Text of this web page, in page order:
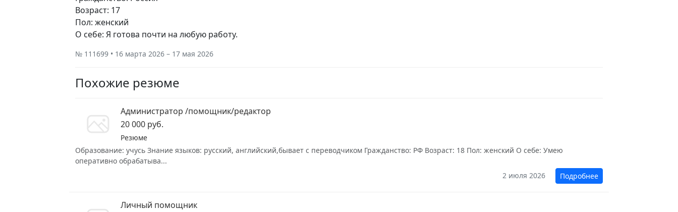
Возраст: 17
Пол: женский
О себе: Я готова почти на любую работу.
№ 111699 • 16 марта 2026 – 17 мая 2026
Похожие резюме
Администратор /помощник/редактор
20 000 руб.
Резюме
Образование: учусь Знание языков: русский, английский,бывает с переводчиком Гражданство: РФ Возраст: 18 Пол: женский О себе: Умею
оперативно обрабатыва...
2 июля 2026
Подробнее
Личный помощник